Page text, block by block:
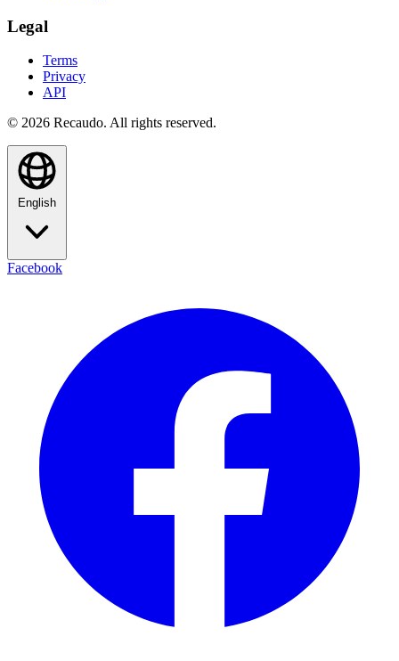
Legal
Terms
Privacy
API
© 2026 Recaudo. All rights reserved.
English
Facebook